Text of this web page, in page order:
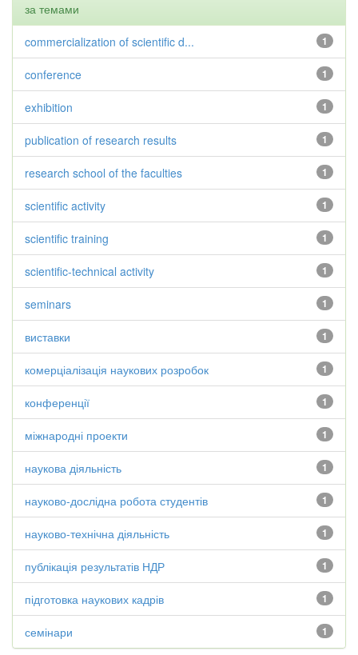
за темами
1
commercialization of scientific d...
1
conference
1
exhibition
1
publication of research results
1
research school of the faculties
1
scientific activity
1
scientific training
1
scientific-technical activity
1
seminars
1
виставки
1
комерціалізація наукових розробок
1
конференції
1
міжнародні проекти
1
наукова діяльність
1
науково-дослідна робота студентів
1
науково-технічна діяльність
1
публікація результатів НДР
1
підготовка наукових кадрів
1
семінари